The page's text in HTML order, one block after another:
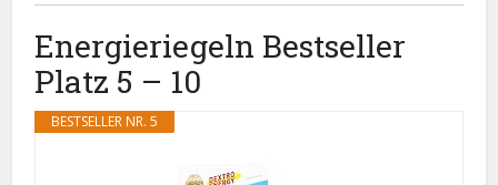
Energieriegeln Bestseller
Platz 5 – 10
BESTSELLER NR. 5